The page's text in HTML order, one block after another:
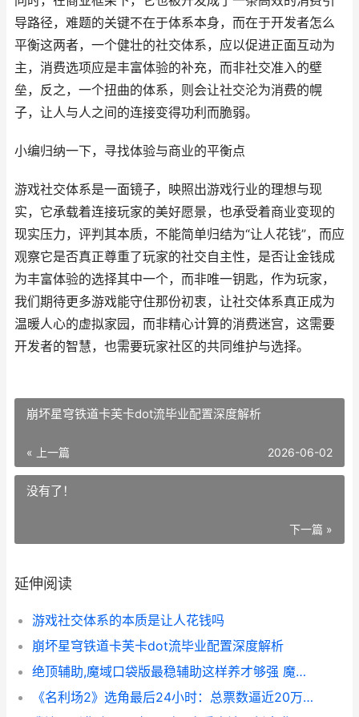
导路径，难题的关键不在于体系本身，而在于开发者怎么
平衡这两者，一个健壮的社交体系，应以促进正面互动为
主，消费选项应是丰富体验的补充，而非社交准入的壁
垒，反之，一个扭曲的体系，则会让社交沦为消费的幌
子，让人与人之间的连接变得功利而脆弱。
小编归纳一下，寻找体验与商业的平衡点
游戏社交体系是一面镜子，映照出游戏行业的理想与现
实，它承载着连接玩家的美好愿景，也承受着商业变现的
现实压力，评判其本质，不能简单归结为“让人花钱”，而应
观察它是否真正尊重了玩家的社交自主性，是否让金钱成
为丰富体验的选择其中一个，而非唯一钥匙，作为玩家，
我们期待更多游戏能守住那份初衷，让社交体系真正成为
温暖人心的虚拟家园，而非精心计算的消费迷宫，这需要
开发者的智慧，也需要玩家社区的共同维护与选择。
崩坏星穹铁道卡芙卡dot流毕业配置深度解析
« 上一篇 2026-06-02
没有了！
下一篇 »
延伸阅读
游戏社交体系的本质是让人花钱吗
崩坏星穹铁道卡芙卡dot流毕业配置深度解析
绝顶辅助,魔域口袋版最稳辅助这样养才够强 魔域挤线辅助
《名利场2》选角最后24小时：总票数逼近20万,两组演员竞争白热化 名利场2011